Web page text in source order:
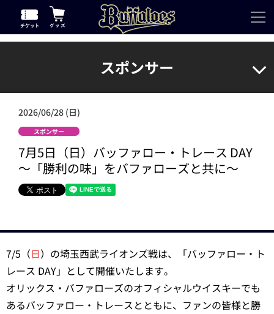
スポンサー
2026/06/28 (日)
スポンサー
7月5日（日）バッファロー・トレース DAY
～「勝利の味」をバファローズと共に～
7/5（日）の埼玉西武ライオンズ戦は、「バッファロー・ト
レース DAY」として開催いたします。
オリックス・バファローズのオフィシャルウイスキーでも
あるバッファロー・トレースとともに、ファンの皆様と勝